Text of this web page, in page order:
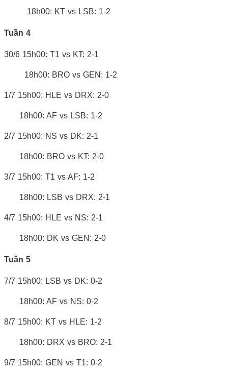
18h00: KT vs LSB: 1-2
Tuần 4
30/6 15h00: T1 vs KT: 2-1
18h00: BRO vs GEN: 1-2
1/7 15h00: HLE vs DRX: 2-0
18h00: AF vs LSB: 1-2
2/7 15h00: NS vs DK: 2-1
18h00: BRO vs KT: 2-0
3/7 15h00: T1 vs AF: 1-2
18h00: LSB vs DRX: 2-1
4/7 15h00: HLE vs NS: 2-1
18h00: DK vs GEN: 2-0
Tuần 5
7/7 15h00: LSB vs DK: 0-2
18h00: AF vs NS: 0-2
8/7 15h00: KT vs HLE: 1-2
18h00: DRX vs BRO: 2-1
9/7 15h00: GEN vs T1: 0-2